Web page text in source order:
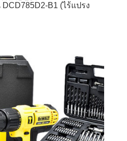
B1 (ไร้แปรง